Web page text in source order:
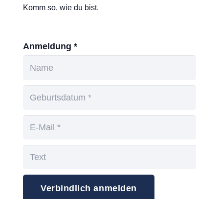
Komm so, wie du bist.
Anmeldung *
Verbindlich anmelden